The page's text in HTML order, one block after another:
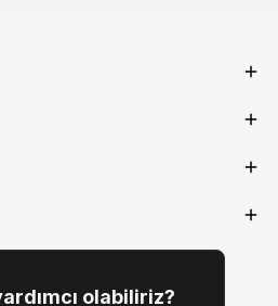
olabiliriz?